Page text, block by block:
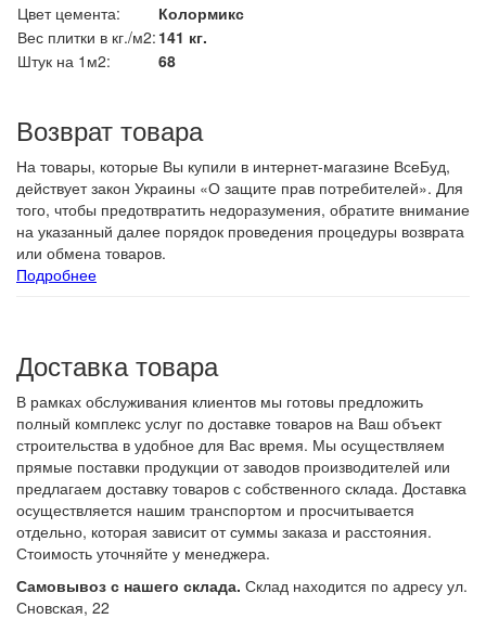
Цвет цемента:
Колормикс
Вес плитки в кг./м2: 141 кг.
Штук на 1м2:
68
Возврат товара
На товары, которые Вы купили в интернет-магазине ВсеБуд,
действует закон Украины «О защите прав потребителей». Для
того, чтобы предотвратить недоразумения, обратите внимание
на указанный далее порядок проведения процедуры возврата
или обмена товаров.
Подробнее
Доставка товара
В рамках обслуживания клиентов мы готовы предложить
полный комплекс услуг по доставке товаров на Ваш объект
строительства в удобное для Вас время. Мы осуществляем
прямые поставки продукции от заводов производителей или
предлагаем доставку товаров с собственного склада. Доставка
осуществляется нашим транспортом и просчитывается
отдельно, которая зависит от суммы заказа и расстояния.
Стоимость уточняйте у менеджера.
Самовывоз с нашего склада. Склад находится по адресу ул.
Сновская, 22